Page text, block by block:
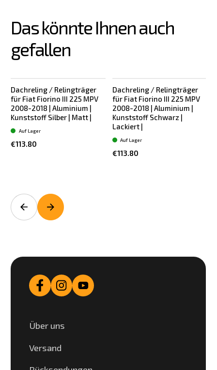
Das könnte Ihnen auch
gefallen
Dachreling / Relingträger
für Fiat Fiorino III 225 MPV
2008-2018 | Aluminium |
Kunststoff Silber | Matt |
€113.80
Auf Lager
Dachreling / Relingträger
für Fiat Fiorino III 225 MPV
2008-2018 | Aluminium |
Kunststoff Schwarz |
Lackiert |
€113.80
Auf Lager
Über uns
Versand